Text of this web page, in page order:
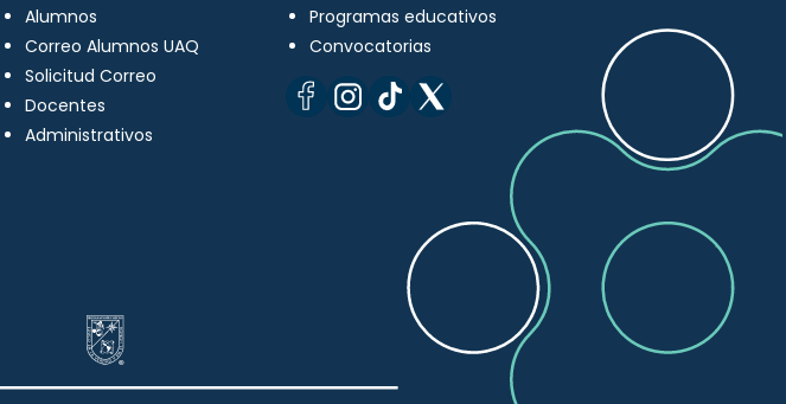
Alumnos
Correo Alumnos UAQ
Solicitud Correo
Docentes
Administrativos
Programas educativos
Convocatorias